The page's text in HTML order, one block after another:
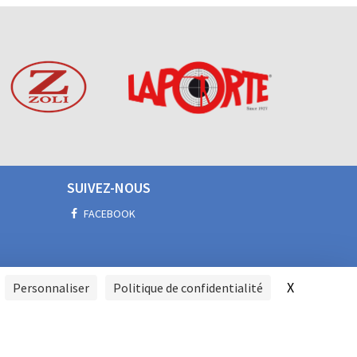
Personnaliser Politique de confidentialité X
SUIVEZ-NOUS
FACEBOOK
SIGNALER UNE VIOLENCE